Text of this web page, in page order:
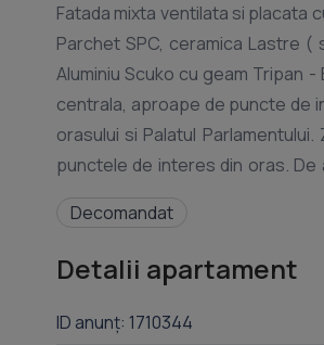
Fatada mixta ventilata si placata
Parchet SPC, ceramica Lastre
Aluminiu Scuko cu geam Tripan
centrala, aproape de puncte de
orasului si Palatul
punctele de interes din oras.
confortabil, cu acces la
parcare Klaus exterioara - 15000
Pozele sunt cu titlu de
contactati! Oana Sipoteanu
Decomandat
Detalii apartament
ID anunț: 1710344